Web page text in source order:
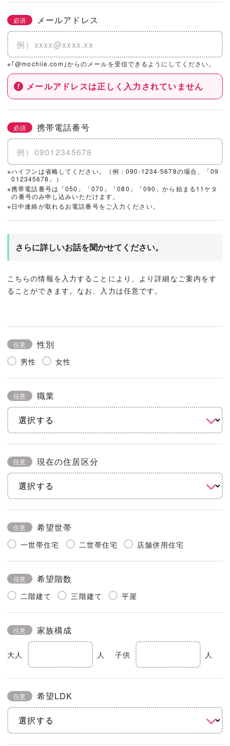
必須 メールアドレス
※｢@mochiie.com｣からのメールを受信できるようにしてください。
メールアドレスは正しく入力されていません
必須 携帯電話番号
※ハイフンは省略してください。（例：090-1234-5678の場合、「09
012345678」）
※携帯電話番号は「050」「070」「080」「090」から始まる11ケタ
の番号のみ申し込みいただけます。
※日中連絡が取れるお電話番号をご入力ください。
さらに詳しいお話を聞かせてください。
こちらの情報を入力することにより、より詳細なご案内をす
ることができます。なお、入力は任意です。
任意 性別
男性 女性
任意 職業
任意 現在の住居区分
任意 希望世帯
一世帯住宅 二世帯住宅 店舗併用住宅
任意 希望階数
二階建て 三階建て 平屋
任意 家族構成
大人 人 子供 人
任意 希望LDK